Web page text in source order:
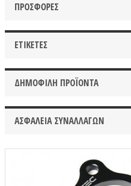
ΠΡΟΣΦΟΡΈΣ
ΕΤΙΚΈΤΕΣ
ΔΗΜΟΦΙΛΉ ΠΡΟΪΌΝΤΑ
ΑΣΦΆΛΕΙΑ ΣΥΝΑΛΛΑΓΏΝ